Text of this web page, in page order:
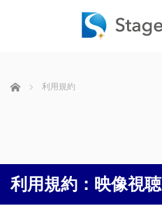
ホーム 利用規約
利用規約：映像視聴